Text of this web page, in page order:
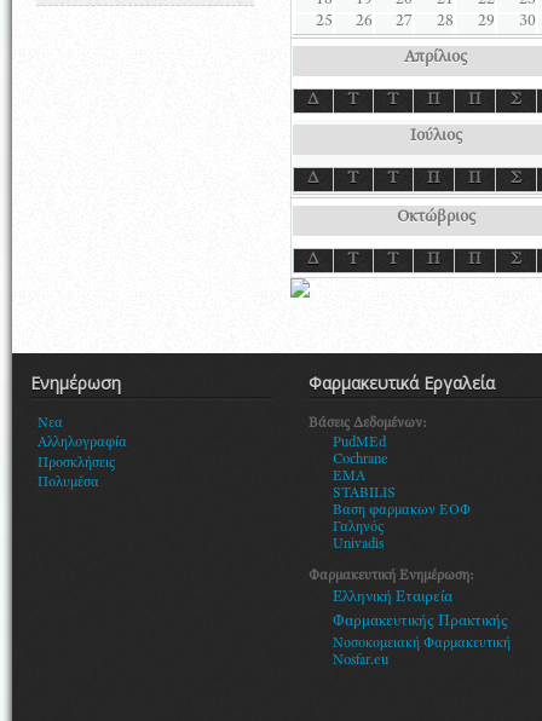
25
26 27 28 29 30
Απρίλιος
Δ Τ Τ Π Π Σ
Ιούλιος
Δ Τ Τ Π Π Σ
Οκτώβριος
Δ Τ Τ Π Π Σ
Ενημέρωση
Νεα
Αλληλογραφία
Προσκλήσεις
Πολυμέσα
Φαρμακευτικά Εργαλεία
Βάσεις Δεδομένων:
PudMEd
Cochrane
EMA
STABILIS
Βαση φαρμακων ΕΟΦ
Γαληνός
Univadis
Φαρμακευτική Ενημέρωση:
Ελληνική Εταιρεία
Φαρμακευτικής Πρακτικής
Νοσοκομειακή Φαρμακευτική
Nosfar.eu